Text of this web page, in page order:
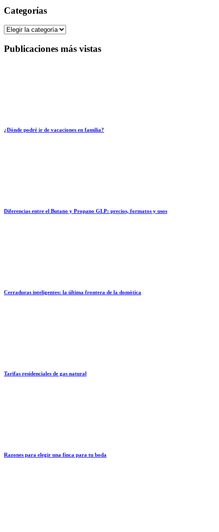
Categorías
Categorías
Publicaciones más vistas
¿Dónde podré ir de vacaciones en familia?
Diferencias entre el Butano y Propano GLP: precios, formatos y usos
Cerraduras inteligentes: la última frontera de la domótica
Tarifas residenciales de gas natural
Razones para elegir una finca para tu boda